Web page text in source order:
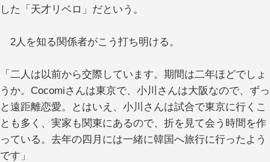
した「天才リベロ」だという。
2人を知る関係者がこう打ち明ける。
「二人は以前から交際しています。期間は二年ほどでしょ
うか。Cocomiさんは東京で、小川さんは大阪なので、ずっ
と遠距離恋愛。とはいえ、小川さんは試合で東京に行くこ
とも多く、実家も関東にあるので、折を見て会う時間を作
っている。去年の四月には一緒に韓国へ旅行に行ったよう
です」